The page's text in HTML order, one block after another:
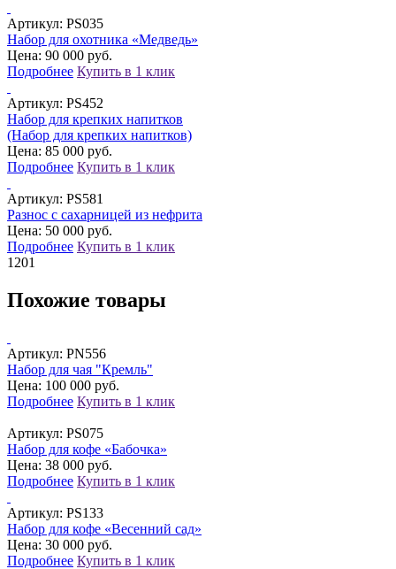
Артикул: PS035
Набор для охотника «Медведь»
Цена: 90 000 руб.
Подробнее Купить в 1 клик
Артикул: PS452
Набор для крепких напитков
(Набор для крепких напитков)
Цена: 85 000 руб.
Подробнее Купить в 1 клик
Артикул: PS581
Разнос с сахарницей из нефрита
Цена: 50 000 руб.
Подробнее Купить в 1 клик
1201
Похожие товары
Артикул: PN556
Набор для чая "Кремль"
Цена: 100 000 руб.
Подробнее Купить в 1 клик
Артикул: PS075
Набор для кофе «Бабочка»
Цена: 38 000 руб.
Подробнее Купить в 1 клик
Артикул: PS133
Набор для кофе «Весенний сад»
Цена: 30 000 руб.
Подробнее Купить в 1 клик